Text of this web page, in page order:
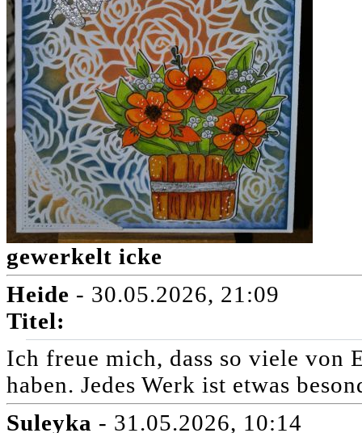
gewerkelt icke
Heide - 30.05.2026, 21:09
Titel:
Ich freue mich, dass so viele von
haben. Jedes Werk ist etwas
Suleyka - 31.05.2026, 10:14